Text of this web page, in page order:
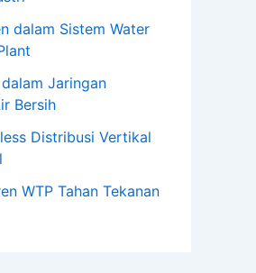
dalam Sistem Water
Jaringan
Bersih
Distribusi Vertikal
WTP Tahan Tekanan